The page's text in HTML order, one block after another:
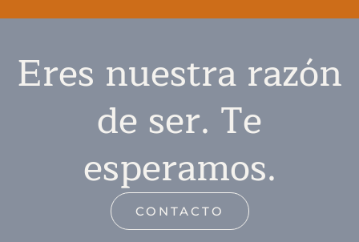
Eres nuestra razón
de ser. Te
esperamos.
CONTACTO